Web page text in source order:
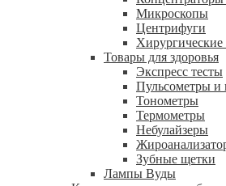
Микроскопы
Центрифуги
Xирургические
Товары для здоровья
Экспресс тесты
Пульсометры и
Тонометры
Термометры
Небулайзеры
Зубные щетки
Лампы Вуды